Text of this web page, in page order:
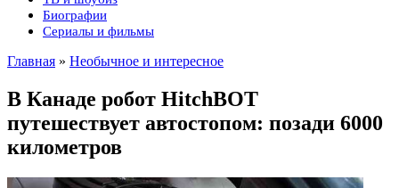
Биографии
Сериалы и фильмы
Главная » Необычное и интересное
В Канаде робот HitchBOT
путешествует автостопом: позади 6000
километров